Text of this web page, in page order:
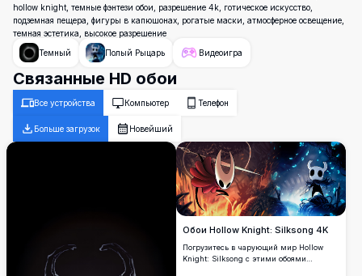
hollow knight, темные фэнтези обои, разрешение 4k, готическое искусство,
подземная пещера, фигуры в капюшонах, рогатые маски, атмосферное освещение,
темная эстетика, высокое разрешение
Темный
Полый Рыцарь Видеоигра
Связанные HD обои
Все устройства Компьютер Телефон
Больше загрузок Новейший
Обои Hollow Knight: Silksong 4K
Погрузитесь в чарующий мир Hollow
Knight: Silksong с этими обоями